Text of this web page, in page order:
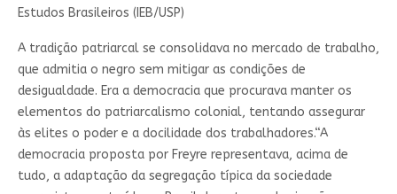
Estudos Brasileiros (IEB/USP)
A tradição patriarcal se consolidava no mercado de trabalho,
que admitia o negro sem mitigar as condições de
desigualdade. Era a democracia que procurava manter os
elementos do patriarcalismo colonial, tentando assegurar
às elites o poder e a docilidade dos trabalhadores.“A
democracia proposta por Freyre representava, acima de
tudo, a adaptação da segregação típica da sociedade